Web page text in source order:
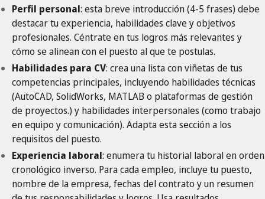
Perfil personal: esta breve introducción (4-5 frases) debe
destacar tu experiencia, habilidades clave y objetivos
profesionales. Céntrate en tus logros más relevantes y
cómo se alinean con el puesto al que te postulas.
Habilidades para CV: crea una lista con viñetas de tus
competencias principales, incluyendo habilidades técnicas
(AutoCAD, SolidWorks, MATLAB o plataformas de gestión
de proyectos.) y habilidades interpersonales (como trabajo
en equipo y comunicación). Adapta esta sección a los
requisitos del puesto.
Experiencia laboral: enumera tu historial laboral en orden
cronológico inverso. Para cada empleo, incluye tu puesto,
nombre de la empresa, fechas del contrato y un resumen